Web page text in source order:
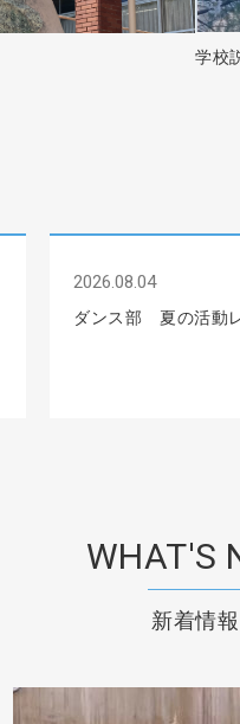
学校
2026.08.04
ダンス部 夏の活動
WHAT'S
新着情報